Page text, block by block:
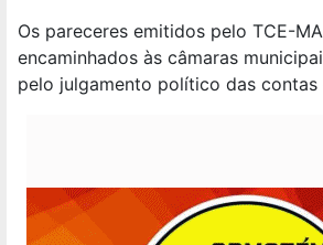
Os pareceres emitidos pelo TCE-
encaminhados às câmaras
pelo julgamento político das